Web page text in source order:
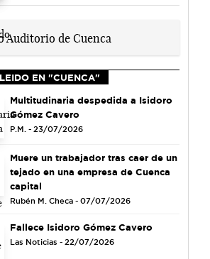
EN "CUENCA"
Multitudinaria despedida a Isidoro
Gómez Cavero
P.M. - 23/07/2026
Muere un trabajador tras caer de un
tejado en una empresa de Cuenca
capital
Rubén M. Checa - 07/07/2026
Fallece Isidoro Gómez Cavero
Las Noticias - 22/07/2026